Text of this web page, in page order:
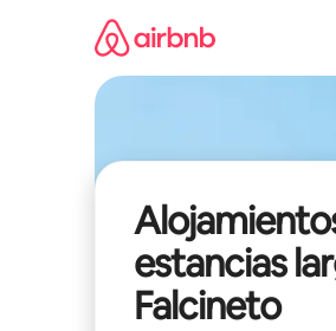
estancias
Falcineto